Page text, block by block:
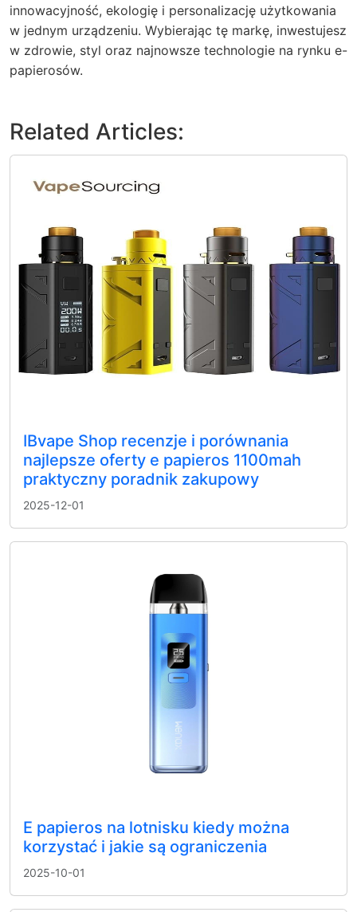
innowacyjność, ekologię i personalizację użytkowania
w jednym urządzeniu. Wybierając tę markę, inwestujesz
w zdrowie, styl oraz najnowsze technologie na rynku e-
papierosów.
Related Articles:
IBvape Shop recenzje i porównania
najlepsze oferty e papieros 1100mah
praktyczny poradnik zakupowy
2025-12-01
E papieros na lotnisku kiedy można
korzystać i jakie są ograniczenia
2025-10-01